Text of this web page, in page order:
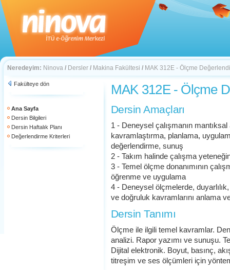
Neredeyim: Ninova / Dersler / Makina Fakültesi / MAK 312E - Ölçme
Fakülteye dön
Ana Sayfa
Dersin Bilgileri
Dersin Haftalık Planı
Değerlendirme Kriterleri
MAK 312E - Ölçme
Dersin Amaçları
1 - Deneysel çalışmanın
kavramlaştırma, planlama,
değerlendirme, sunuş
2 - Takım halinde çalışma
3 - Temel ölçme donanımının
öğrenme ve uygulama
4 - Deneysel ölçmelerde,
ve doğruluk kavramlarını anlama
Dersin Tanımı
Ölçme ile ilgili temel kavramlar.
analizi. Rapor yazımı ve sunuşu.
Dijital elektronik. Boyut, basınç,
titreşim ve ses ölçümleri için